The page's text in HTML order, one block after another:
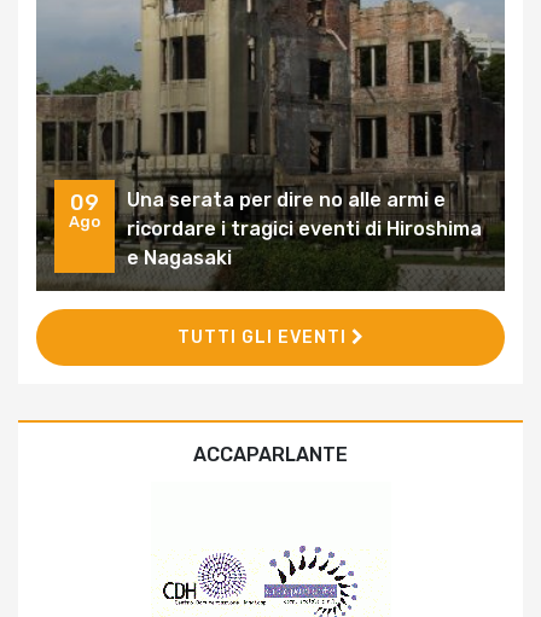
09
Ago
Una serata per dire no alle armi e
ricordare i tragici eventi di Hiroshima
e Nagasaki
TUTTI GLI EVENTI
ACCAPARLANTE